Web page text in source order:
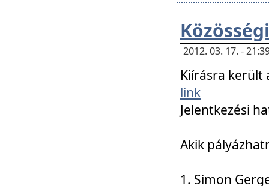
2012. 03. 17. -
Kiírásra került
link
Jelentkezési
Akik
1. Simon